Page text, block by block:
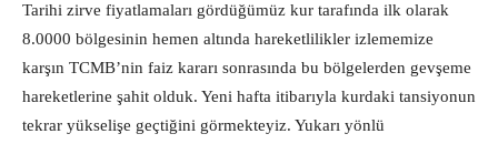
Tarihi zirve fiyatlamaları gördüğümüz kur tarafında ilk olarak
8.0000 bölgesinin hemen altında hareketlilikler izlememize
karşın TCMB’nin faiz kararı sonrasında bu bölgelerden gevşeme
hareketlerine şahit olduk. Yeni hafta itibarıyla kurdaki tansiyonun
tekrar yükselişe geçtiğini görmekteyiz. Yukarı yönlü